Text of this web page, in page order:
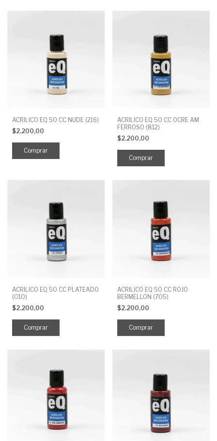
ACRILICO EQ 50 CC NUDE (216)
$2.200,00
ACRILICO EQ 50 CC OCRE AM
FERROSO (812)
$2.200,00
ACRILICO EQ 50 CC PLATEADO
(010)
$2.200,00
ACRILICO EQ 50 CC ROJO
BERMELLON (705)
$2.200,00